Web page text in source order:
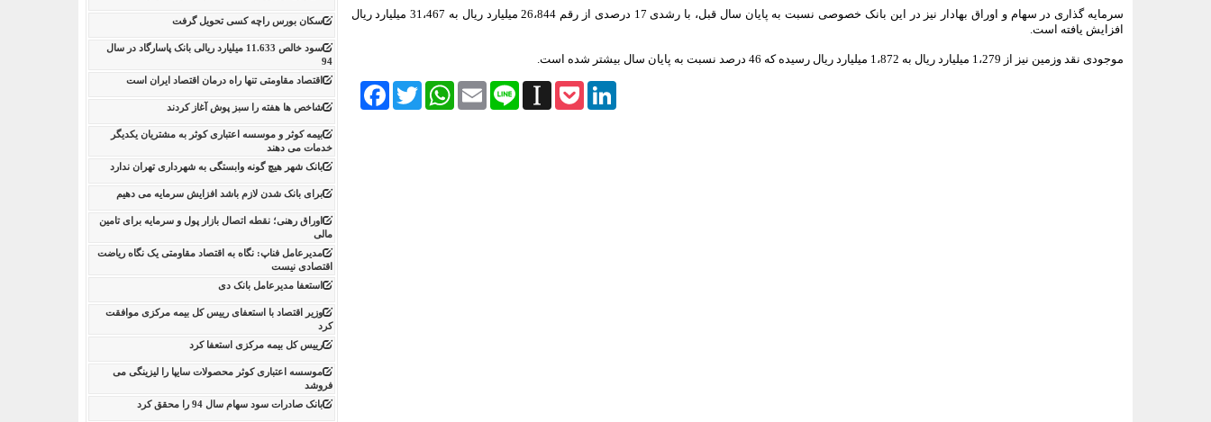
سکان بورس راچه کسی تحویل گرفت
سود خالص 11.633 میلیارد ریالی بانک پاسارگاد در سال
94
اقتصاد مقاومتی تنها راه درمان اقتصاد ایران است
شاخص ها هفته را سبز پوش آغاز کردند
بیمه کوثر و موسسه اعتباری کوثر به مشتریان یکدیگر
خدمات می دهند
بانک شهر هیچ گونه وابستگی به شهرداری تهران ندارد
برای بانک شدن لازم باشد افزایش سرمایه می دهیم
اوراق رهنی؛ نقطه اتصال بازار پول و سرمایه برای تامین
مالی
مدیرعامل فناپ: نگاه به اقتصاد مقاومتی یک نگاه ریاضت
اقتصادی نیست
استعفا مدیرعامل بانک دی
وزیر اقتصاد با استعفای رییس کل بیمه مرکزی موافقت
کرد
رییس کل بیمه مرکزی استعفا کرد
موسسه اعتباری کوثر محصولات سایپا را لیزینگی می
فروشد
بانک صادرات سود سهام سال 94 را محقق کرد
سرمایه گذاری در سهام و اوراق بهادار نیز در این بانک خصوصی نسبت به پایان سال قبل، با رشدی 17 درصدی از رقم 26،844 میلیارد ریال به 31،467 میلیارد ریال
افزایش یافته است.
موجودی نقد وزمین نیز از 1،279 میلیارد ریال به 1،872 میلیارد ریال رسیده که 46 درصد نسبت به پایان سال بیشتر شده است.
Facebook TwitterWhatsApp Email LineInstapaper PocketLinkedIn